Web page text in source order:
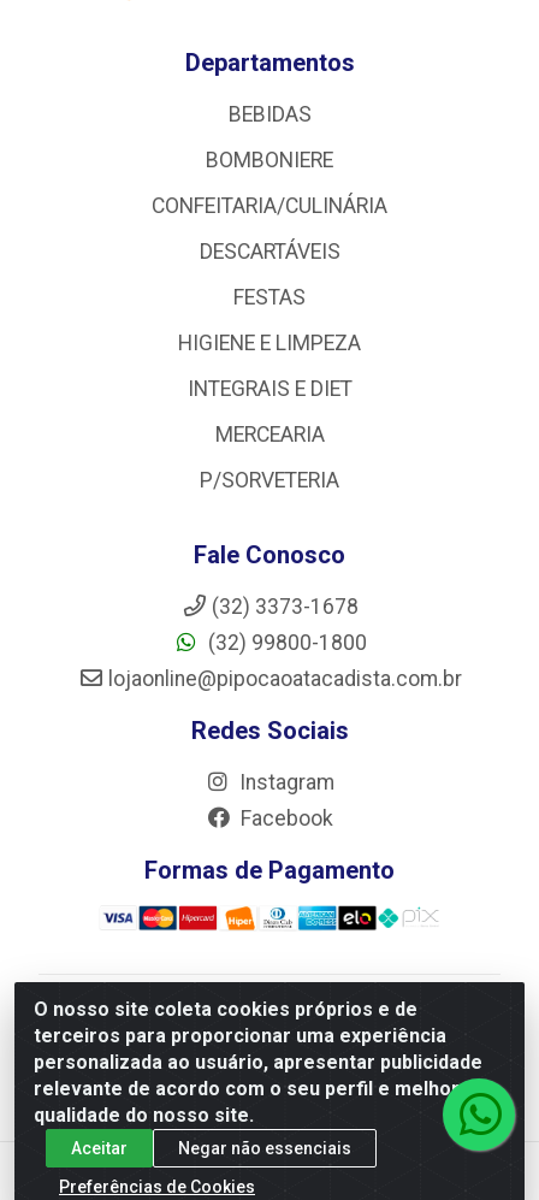
O nosso site coleta cookies próprios e de
terceiros para proporcionar uma experiência
personalizada ao usuário, apresentar publicidade
relevante de acordo com o seu perfil e melhorar a
qualidade do nosso site.
Aceitar
Negar não essenciais
Preferências de Cookies
Departamentos
BEBIDAS
BOMBONIERE
CONFEITARIA/CULINÁRIA
DESCARTÁVEIS
FESTAS
HIGIENE E LIMPEZA
INTEGRAIS E DIET
MERCEARIA
P/SORVETERIA
Fale Conosco
(32) 3373-1678
(32) 99800-1800
lojaonline@pipocaoatacadista.com.br
Redes Sociais
Instagram
Facebook
Formas de Pagamento
JRS Distribuição e Logística LTDA - Rua Antônio do
Sacramento Torga 70, Vila Nossa Senhora de Fatima -
São João Del Rei/MG - CEP 36305-334 - CNPJ
66.194.085/0001-02